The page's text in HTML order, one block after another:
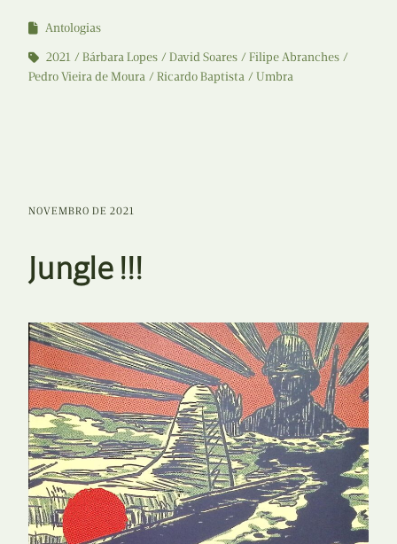
Antologias
2021
Bárbara Lopes David Soares
Filipe Abranches
Pedro Vieira de Moura
Ricardo Baptista Umbra
NOVEMBRO DE 2021
Jungle !!!